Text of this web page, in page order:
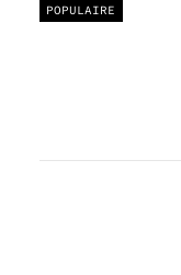
POPULAIRE